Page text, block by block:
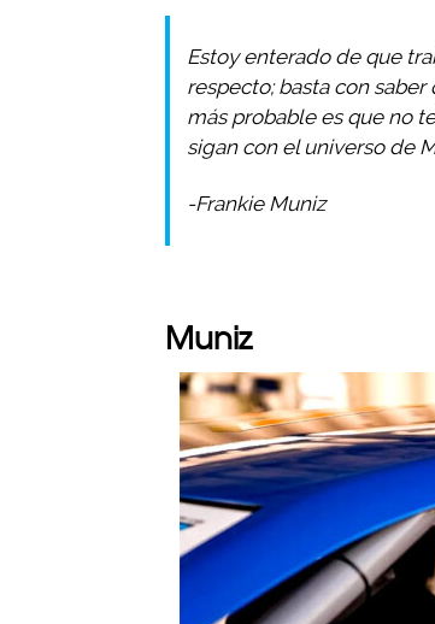
Estoy enterado de que
respecto; basta con
más probable es que no
sigan con el universo de
-Frankie Muniz
Muniz